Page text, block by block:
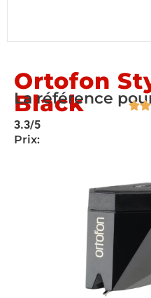
Ortofon
Black
La référence
3.3/5
Prix: